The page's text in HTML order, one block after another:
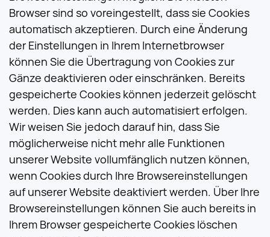
Browser sind so voreingestellt, dass sie Cookies
automatisch akzeptieren. Durch eine Änderung
der Einstellungen in Ihrem Internetbrowser
können Sie die Übertragung von Cookies zur
Gänze deaktivieren oder einschränken. Bereits
gespeicherte Cookies können jederzeit gelöscht
werden. Dies kann auch automatisiert erfolgen.
Wir weisen Sie jedoch darauf hin, dass Sie
möglicherweise nicht mehr alle Funktionen
unserer Website vollumfänglich nutzen können,
wenn Cookies durch Ihre Browsereinstellungen
auf unserer Website deaktiviert werden. Über Ihre
Browsereinstellungen können Sie auch bereits in
Ihrem Browser gespeicherte Cookies löschen